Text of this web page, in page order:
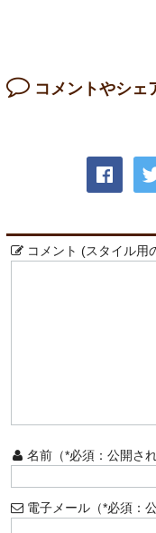
コメントやシェ
コメント (スタイル用
名前（*必須：公開さ
電子メール（*必須：